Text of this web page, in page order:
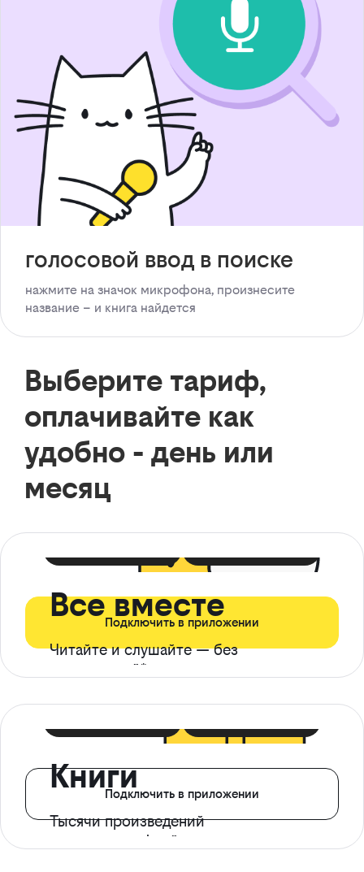
голосовой ввод в поиске
нажмите на значок микрофона, произнесите
название – и книга найдется
Выберите тариф,
оплачивайте как
удобно - день или
месяц
Все вместе
Читайте и слушайте — без
ограничений*
Подключить в приложении
Книги
Тысячи произведений
с доступом офлайн
Подключить в приложении